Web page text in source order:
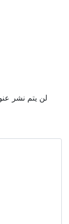
لن يتم نشر